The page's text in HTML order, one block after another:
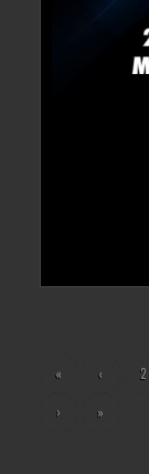
« ‹ 2
› »